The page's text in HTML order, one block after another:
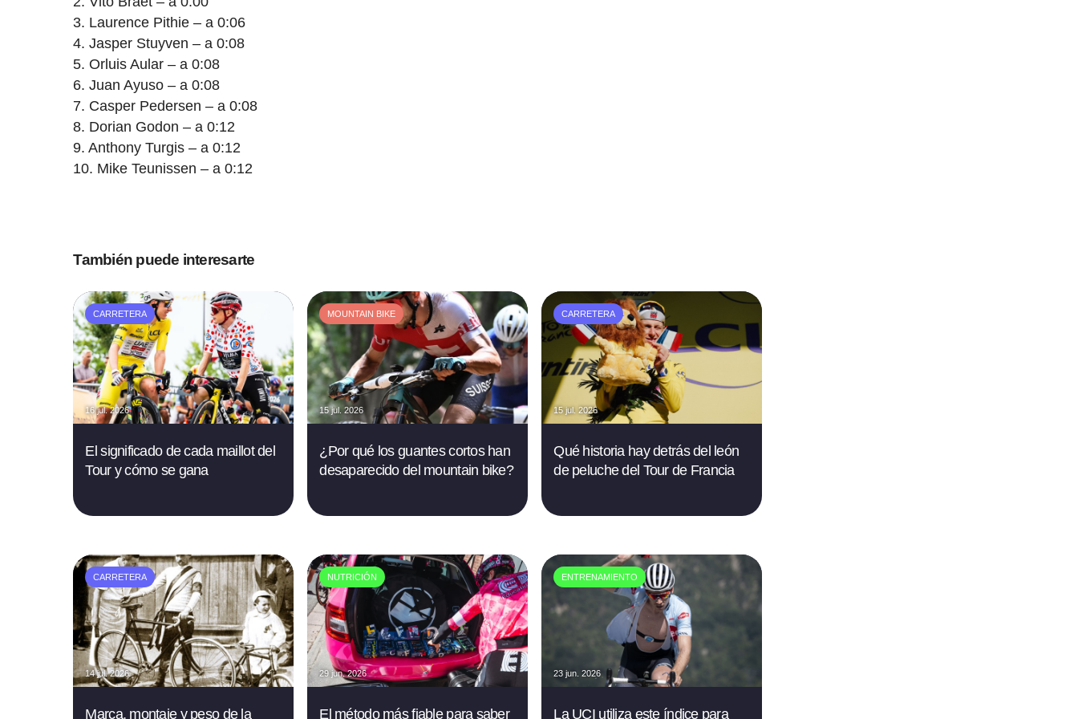
3. Laurence Pithie – a 0:06
4. Jasper Stuyven – a 0:08
5. Orluis Aular – a 0:08
6. Juan Ayuso – a 0:08
7. Casper Pedersen – a 0:08
8. Dorian Godon – a 0:12
9. Anthony Turgis – a 0:12
10. Mike Teunissen – a 0:12
También puede interesarte
CARRETERA
16 jul. 2026
El significado de cada maillot del
Tour y cómo se gana
MOUNTAIN BIKE
15 jul. 2026
¿Por qué los guantes cortos han
desaparecido del mountain bike?
CARRETERA
15 jul. 2026
Qué historia hay detrás del león
de peluche del Tour de Francia
CARRETERA
14 jul. 2026
Marca, montaje y peso de la
NUTRICIÓN
29 jun. 2026
El método más fiable para saber
ENTRENAMIENTO
23 jun. 2026
La UCI utiliza este índice para